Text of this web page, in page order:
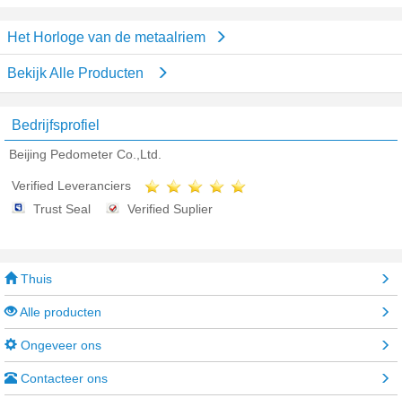
Het Horloge van de metaalriem
Bekijk Alle Producten
Bedrijfsprofiel
Beijing Pedometer Co.,Ltd.
Verified Leveranciers
Trust Seal
Verified Suplier
Thuis
Alle producten
Ongeveer ons
Contacteer ons